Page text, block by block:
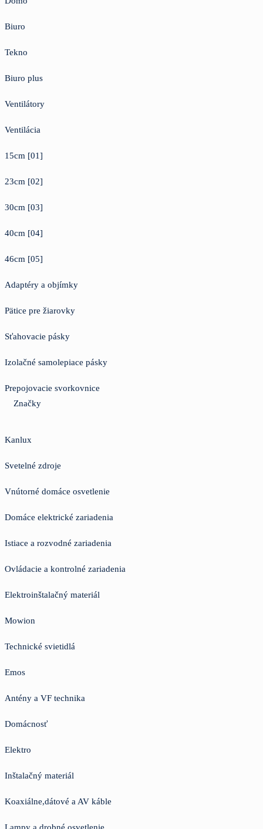
Biuro
Tekno
Biuro plus
Ventilátory
Ventilácia
15cm [01]
23cm [02]
30cm [03]
40cm [04]
46cm [05]
Adaptéry a objímky
Pätice pre žiarovky
Sťahovacie pásky
Izolačné samolepiace pásky
Prepojovacie svorkovnice
Značky
Kanlux
Svetelné zdroje
Vnútorné domáce osvetlenie
Domáce elektrické zariadenia
Istiace a rozvodné zariadenia
Ovládacie a kontrolné zariadenia
Elektroinštalačný materiál
Mowion
Technické svietidlá
Emos
Antény a VF technika
Domácnosť
Elektro
Inštalačný materiál
Koaxiálne,dátové a AV káble
Lampy a drobné osvetlenie